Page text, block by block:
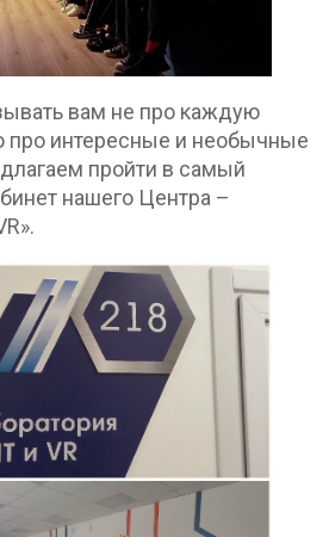
вам не про каждую
про интересные и необычные
пройти в самый
нашего Центра –